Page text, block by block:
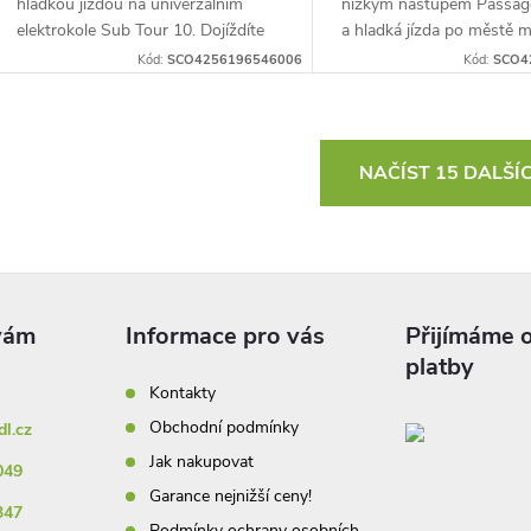
hladkou jízdou na univerzálním
elektrokole Sub Tour 10. Dojíždíte
Kód:SCO4256196546006
nízkým nástupem
a hladká jízda po městě
Rám s níže položenou
Kód:
NAČÍST 15
Informace pro vás
Kontakty
Obchodní podmínky
Jak nakupovat
Garance nejnižší ceny!
Přijímáme
platby